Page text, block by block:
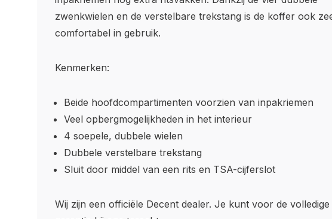
zwenkwielen en de verstelbare trekstang is de koffer ook
comfortabel in gebruik.
Kenmerken:
Beide hoofdcompartimenten voorzien van inpakriemen
Veel opbergmogelijkheden in het interieur
4 soepele, dubbele wielen
Dubbele verstelbare trekstang
Sluit door middel van een rits en TSA-cijferslot
Wij zijn een officiële Decent dealer. Je kunt voor de volledige